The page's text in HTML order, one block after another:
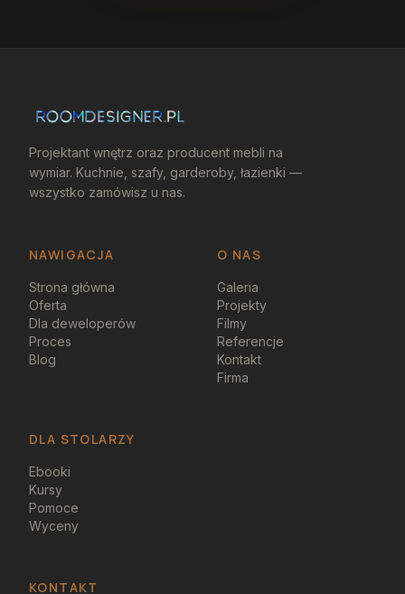
Projektant wnętrz oraz producent mebli na
wymiar. Kuchnie, szafy, garderoby, łazienki —
wszystko zamówisz u nas.
NAWIGACJA O NAS
Strona główna
Oferta
Dla deweloperów
Proces
Blog
Galeria
Projekty
Filmy
Referencje
Kontakt
Firma
DLA STOLARZY
Ebooki
Kursy
Pomoce
Wyceny
KONTAKT